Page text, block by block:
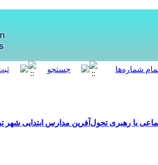
با رهبری تحول‌آفرین مدارس ابتدایی شهر